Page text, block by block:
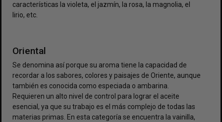
características la violeta, el jazmín, la rosa, la magnolia, el
lirio, etc.
Oriental
Se denomina así porque su aroma tiene la capacidad de
recordar a los sabores, colores y paisajes de Oriente, aunque
también es conocida como especiada o ambarina.
Requieren un alto nivel de control para lograr el aceite
esencial, ya que su trabajo es el más complejo de todas las
materias primas. En esta categoría se encuentra la vainilla,